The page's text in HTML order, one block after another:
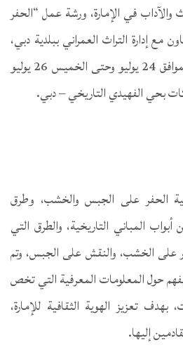
والآداب في الإمارة، ورشة عمل “الحفر
إدارة التراث العمراني ببلدية دبي،
خلال الفترة من يوم الثلاثاء الموافق 24 يوليو وحتى الخميس 26 يوليو
بحي الفهيدي التاريخي – دبي.
الحفر على الجبس والخشب، وطرق
المباني التاريخية، والطرق التي
على الخشب، والنقش على الجبس، وتم
حول المعلومات المعرفية التي تخص
بهدف تعزيز الهوية الثقافية للإمارة،
إليها.